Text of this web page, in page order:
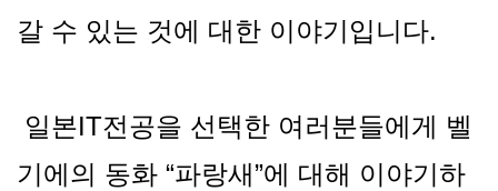
갈 수 있는 것에 대한 이야기입니다.
일본IT전공을 선택한 여러분들에게 벨
기에의 동화 “파랑새”에 대해 이야기하